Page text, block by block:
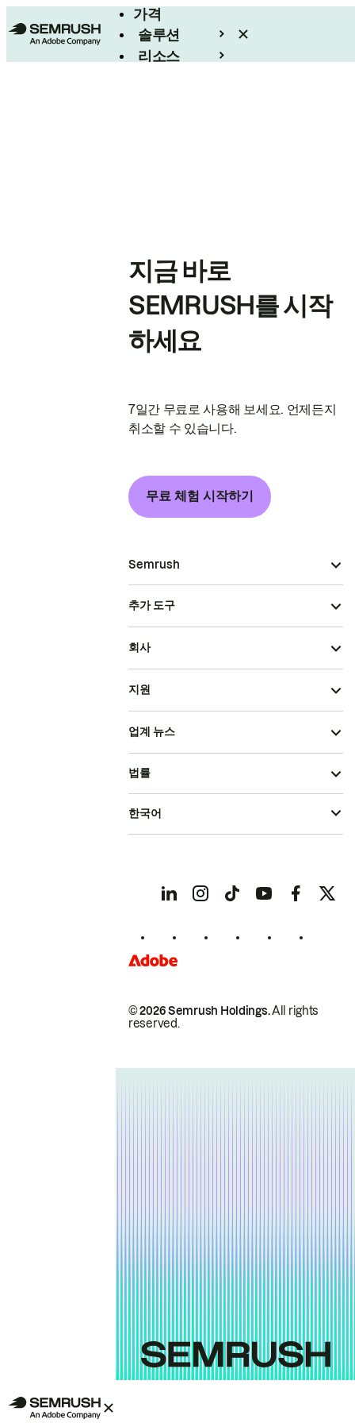
가격
솔루션
리소스
지금 바로
SEMRUSH를 시작
하세요
7일간 무료로 사용해 보세요. 언제든지
취소할 수 있습니다.
무료 체험 시작하기
Semrush
추가 도구
회사
지원
업계 뉴스
© 2026 Semrush Holdings.All rights
reserved.
법률
한국어